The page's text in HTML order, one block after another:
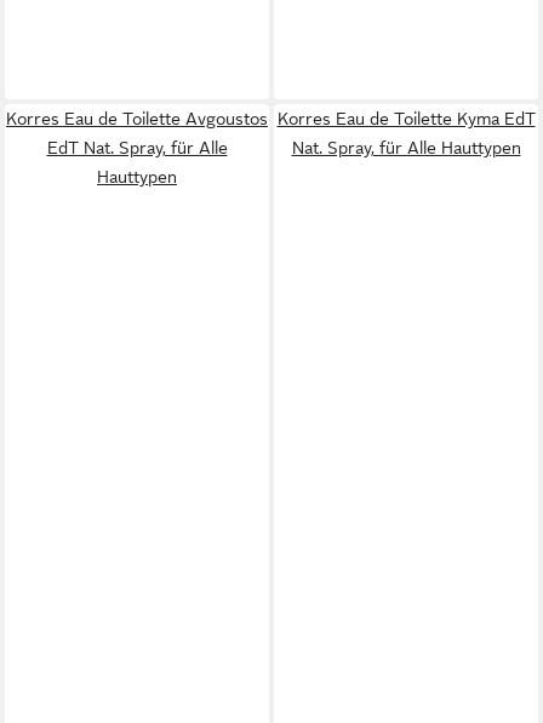
Korres Eau de Toilette Avgoustos
EdT Nat. Spray, für Alle
Hauttypen
Korres Eau de Toilette Kyma EdT
Nat. Spray, für Alle Hauttypen